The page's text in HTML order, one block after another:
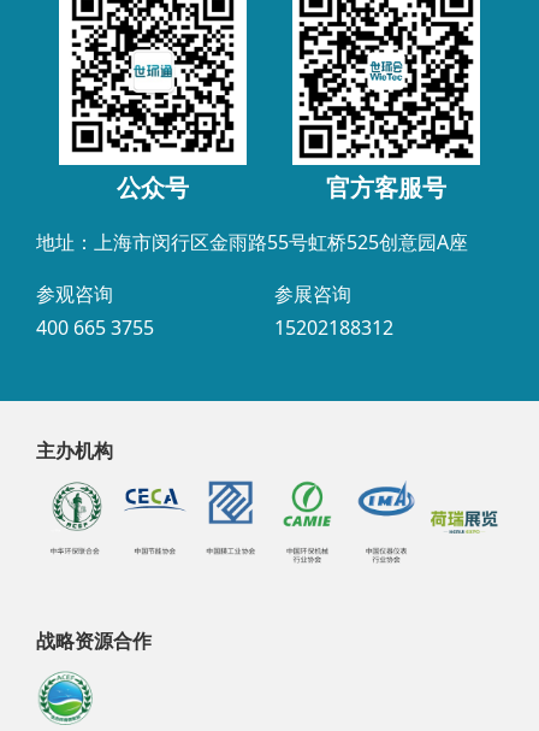
公众号 官方客服号
地址：上海市闵行区金雨路55号虹桥525创意园A座
参观咨询
400 665 3755
参展咨询
15202188312
主办机构
战略资源合作